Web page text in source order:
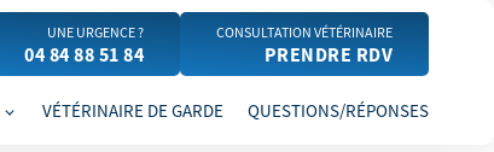
UNE URGENCE ?
04 84 88 51 84
CONSULTATION VÉTÉRINAIRE
PRENDRE RDV
VÉTÉRINAIRE DE GARDE QUESTIONS/RÉPONSES